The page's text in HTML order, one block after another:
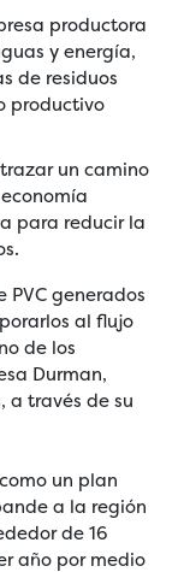
productora
y energía,
de residuos
productivo
un camino
para reducir la
PVC generados
al flujo
de los
Durman,
a través de su
un plan
a la región
de 16
año por medio